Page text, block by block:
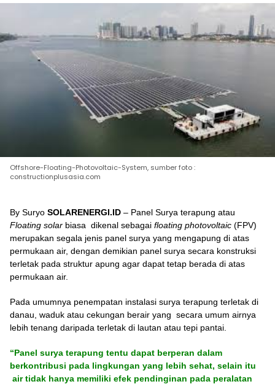
Offshore-Floating-Photovoltaic-System, sumber foto :
constructionplusasia.com
By Suryo SOLARENERGI.ID – Panel Surya terapung atau
Floating solar biasa dikenal sebagai floating photovoltaic (FPV)
merupakan segala jenis panel surya yang mengapung di atas
permukaan air, dengan demikian panel surya secara konstruksi
terletak pada struktur apung agar dapat tetap berada di atas
permukaan air.
Pada umumnya penempatan instalasi surya terapung terletak di
danau, waduk atau cekungan berair yang secara umum airnya
lebih tenang daripada terletak di lautan atau tepi pantai.
“Panel surya terapung tentu dapat berperan dalam
berkontribusi pada lingkungan yang lebih sehat, selain itu
air tidak hanya memiliki efek pendinginan pada peralatan